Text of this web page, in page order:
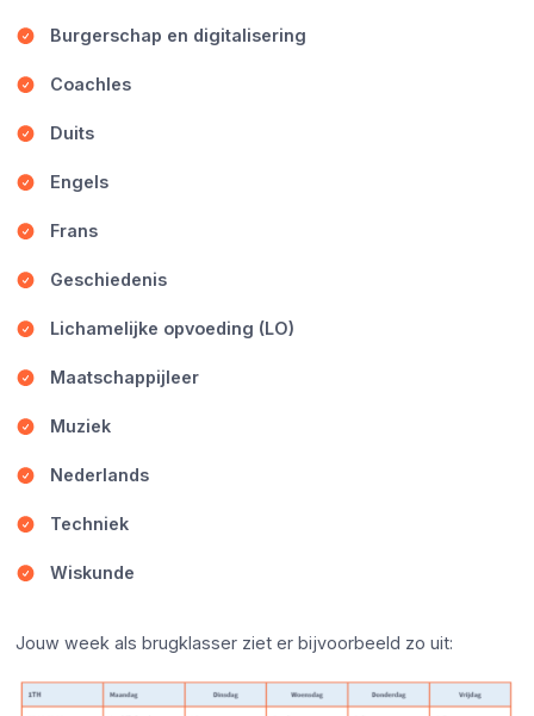
Burgerschap en digitalisering
Coachles
Duits
Engels
Frans
Geschiedenis
Lichamelijke opvoeding (LO)
Maatschappijleer
Muziek
Nederlands
Techniek
Wiskunde
Jouw week als brugklasser ziet er bijvoorbeeld zo uit: